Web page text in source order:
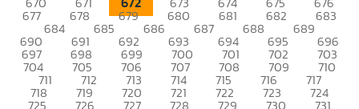
677 678 679 680 681 682 683
684 685 686 687 688 689
690 691 692 693 694 695 696
697 698 699 700 701 702 703
704 705 706 707 708 709 710
711 712 713 714 715 716 717
718 719 720 721 722 723 724
725 726 727 728 729 730 731